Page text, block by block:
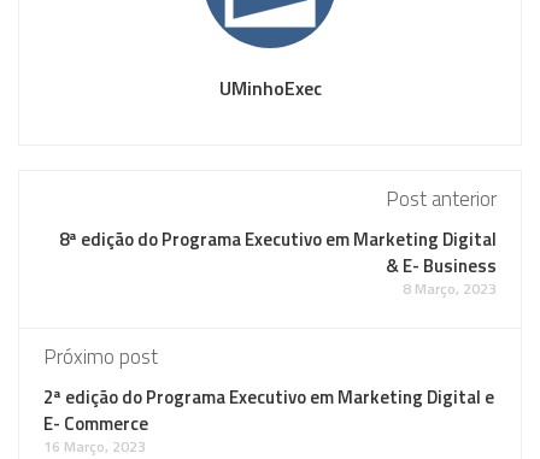
UMinhoExec
Post anterior
8ª edição do Programa Executivo em Marketing Digital
& E- Business
8 Março, 2023
Próximo post
2ª edição do Programa Executivo em Marketing Digital e
E- Commerce
16 Março, 2023